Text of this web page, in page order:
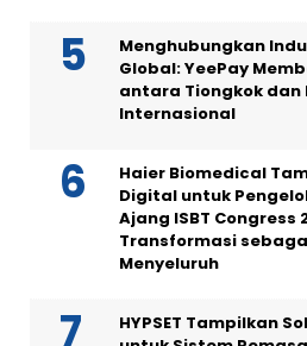
Menghubungkan
Global: YeePay
antara Tiongkok dan
Internasional
Haier Biomedical
Digital untuk
Ajang ISBT Congress
Transformasi
Menyeluruh
HYPSET Tampilkan